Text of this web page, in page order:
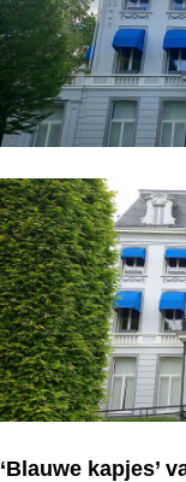
‘Blauwe kapjes’